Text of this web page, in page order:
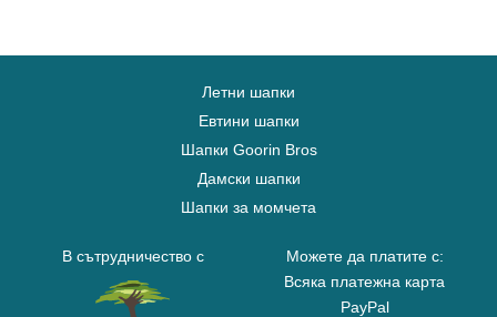
Летни шапки
Евтини шапки
Шапки Goorin Bros
Дамски шапки
Шапки за момчета
В сътрудничество с
Можете да платите с:
Всяка платежна карта
PayPal